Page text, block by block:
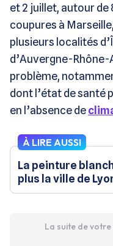
et 2 juillet, autour
coupures à
plusieurs localités
d’Auvergne-Rhône-
problème,
dont l’état de santé
en l’absence de
À LIRE AUSSI
La peinture
plus la ville de
La suite de